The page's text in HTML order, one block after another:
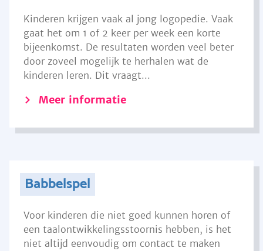
Kinderen krijgen vaak al jong logopedie. Vaak
gaat het om 1 of 2 keer per week een korte
bijeenkomst. De resultaten worden veel beter
door zoveel mogelijk te herhalen wat de
kinderen leren. Dit vraagt...
Meer informatie
Babbelspel
Voor kinderen die niet goed kunnen horen of
een taalontwikkelingsstoornis hebben, is het
niet altijd eenvoudig om contact te maken